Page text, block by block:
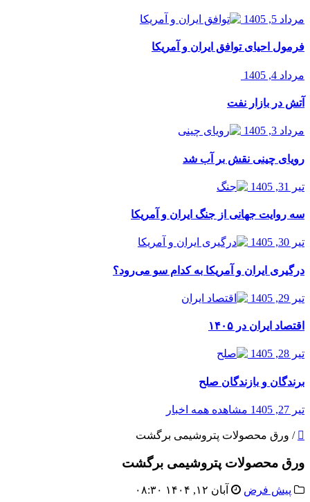
مرداد 5, 1405
فرمول احیای توافق ایران و آمریکا
مرداد 4, 1405
آتش در بازار نفت
مرداد 3, 1405
رویای چینی نقش بر آب شد
تیر 31, 1405
سه روایت جهانی از جنگ ایران و آمریکا
تیر 30, 1405
درگیری ایران و آمریکا به کدام سو می‌رود؟
تیر 29, 1405
اقتصاد ایران در ۱۴۰۵
تیر 28, 1405
برندگان و بازندگان صلح
تیر 27, 1405 مشاهده همه اخبار
/ ورق محصولات پتروشیمی برگشت
ورق محصولات پتروشیمی برگشت
پیش فرض آبان ۱۲, ۱۴۰۴ ۰۸:۳۰